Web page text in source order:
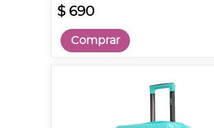
$ 690
Comprar